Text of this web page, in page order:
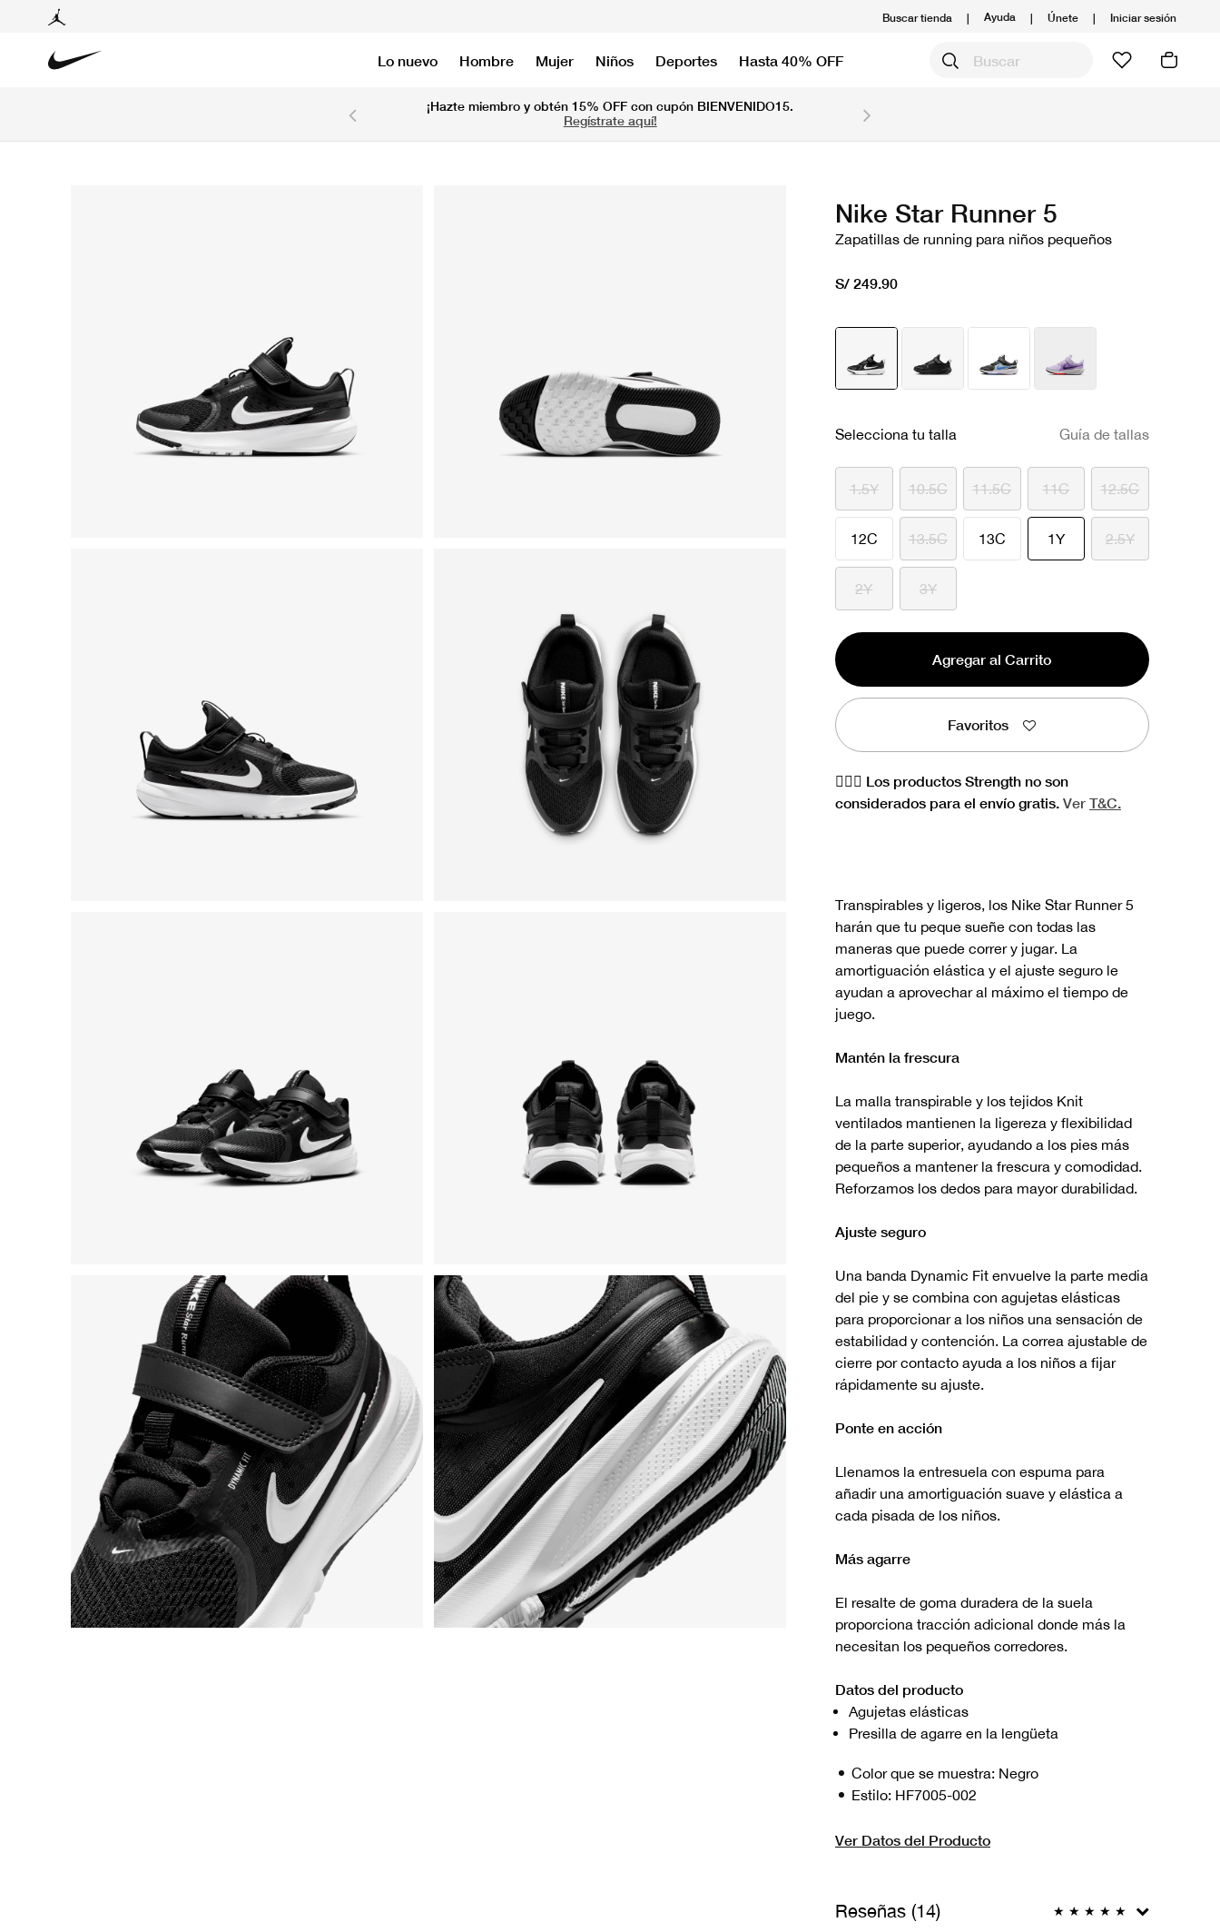
Buscar tienda | Ayuda | Únete | Iniciar sesión
Lo nuevo Hombre Mujer Niños Deportes Hasta 40% OFF
¡Hazte miembro y obtén 15% OFF con cupón BIENVENIDO15.
Regístrate aquí!
Nike Star Runner 5
Zapatillas de running para niños pequeños
S/ 249.90
Selecciona tu talla Guía de tallas
1.5Y 10.5C 11.5C 11C 12.5C
12C 13.5C 13C 1Yseleccionado
2.5Y
2Y 3Y
Agregar al Carrito
Favoritos
🏋🏻‍♀️ Los productos Strength no son
considerados para el envío gratis. Ver T&C.
Transpirables y ligeros, los Nike Star Runner 5
harán que tu peque sueñe con todas las
maneras que puede correr y jugar. La
amortiguación elástica y el ajuste seguro le
ayudan a aprovechar al máximo el tiempo de
juego.
Mantén la frescura
La malla transpirable y los tejidos Knit
ventilados mantienen la ligereza y flexibilidad
de la parte superior, ayudando a los pies más
pequeños a mantener la frescura y comodidad.
Reforzamos los dedos para mayor durabilidad.
Ajuste seguro
Una banda Dynamic Fit envuelve la parte media
del pie y se combina con agujetas elásticas
para proporcionar a los niños una sensación de
estabilidad y contención. La correa ajustable de
cierre por contacto ayuda a los niños a fijar
rápidamente su ajuste.
Ponte en acción
Llenamos la entresuela con espuma para
añadir una amortiguación suave y elástica a
cada pisada de los niños.
Más agarre
El resalte de goma duradera de la suela
proporciona tracción adicional donde más la
necesitan los pequeños corredores.
Datos del producto
Agujetas elásticas
Presilla de agarre en la lengüeta
Color que se muestra: Negro
Estilo: HF7005-002
Ver Datos del Producto
Reseñas (14) ★ ★ ★ ★ ★